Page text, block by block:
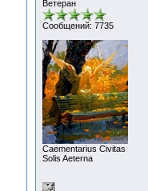
Ветеран
Сообщений: 7735
Сaementarius Civitas
Solis Aeterna